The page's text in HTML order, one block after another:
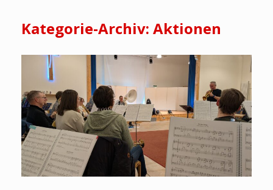
Kategorie-Archiv: Aktionen